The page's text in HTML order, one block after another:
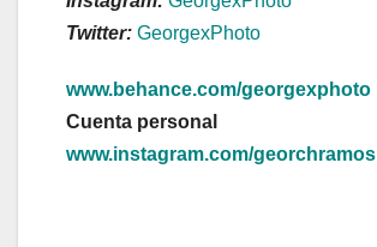
Twitter: GeorgexPhoto
www.behance.com/georgexphoto
Cuenta personal
www.instagram.com/georchramos